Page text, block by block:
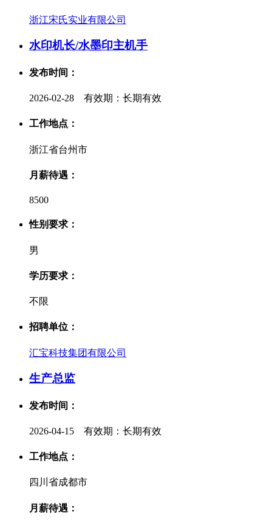
浙江宋氏实业有限公司
水印机长/水墨印主机手
发布时间：
2026-02-28 有效期：长期有效
工作地点：
浙江省台州市
月薪待遇：
8500
性别要求：
男
学历要求：
不限
招聘单位：
汇宝科技集团有限公司
生产总监
发布时间：
2026-04-15 有效期：长期有效
工作地点：
四川省成都市
月薪待遇：